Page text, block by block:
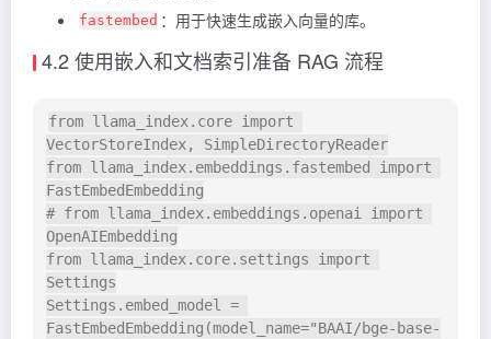
fastembed ：用于快速生成嵌入向量的库。
4.2 使用嵌入和文档索引准备 RAG 流程
from llama_index.core import
VectorStoreIndex, SimpleDirectoryReader
from llama_index.embeddings.fastembed import
FastEmbedEmbedding
# from llama_index.embeddings.openai import
OpenAIEmbedding
from llama_index.core.settings import
Settings
Settings.embed_model =
FastEmbedEmbedding(model_name="BAAI/bge-base-